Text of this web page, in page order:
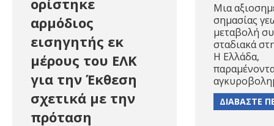
ορίστηκε
αρμόδιος
εισηγητής εκ
μέρους του ΕΛΚ
για την Έκθεση
σχετικά με την
πρόταση
Μια
σημασίας
μεταβολή
σταδιακά
Η Ελλάδα,
ΔΙΑΒΑΣΤΕ